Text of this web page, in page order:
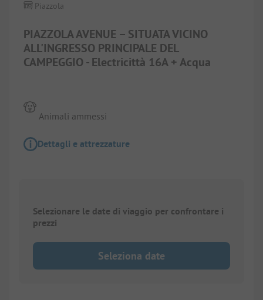
PIAZZOLA AVENUE – SITUATA VICINO
ALL'INGRESSO PRINCIPALE DEL
CAMPEGGIO - Electricittà 16A + Acqua
Piazzola
Animali ammessi
Dettagli e attrezzature
Selezionare le date di viaggio per confrontare i
prezzi
Seleziona date